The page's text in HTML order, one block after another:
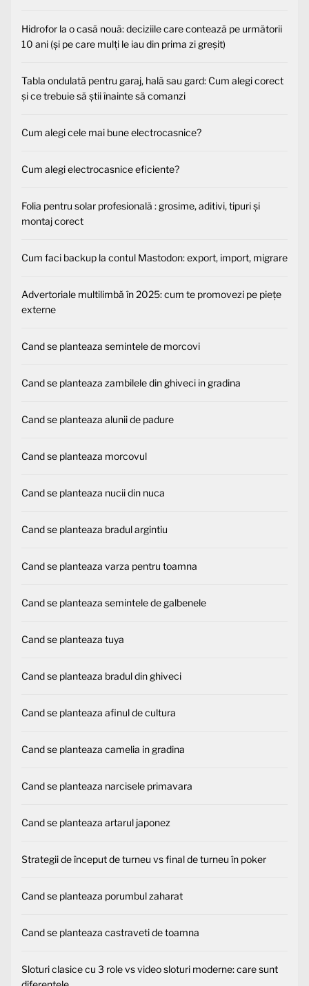
Hidrofor la o casă nouă: deciziile care contează pe următorii
10 ani (și pe care mulți le iau din prima zi greșit)
Tabla ondulată pentru garaj, hală sau gard: Cum alegi corect
și ce trebuie să știi înainte să comanzi
Cum alegi cele mai bune electrocasnice?
Cum alegi electrocasnice eficiente?
Folia pentru solar profesională : grosime, aditivi, tipuri și
montaj corect
Cum faci backup la contul Mastodon: export, import, migrare
Advertoriale multilimbă în 2025: cum te promovezi pe piețe
externe
Cand se planteaza semintele de morcovi
Cand se planteaza zambilele din ghiveci in gradina
Cand se planteaza alunii de padure
Cand se planteaza morcovul
Cand se planteaza nucii din nuca
Cand se planteaza bradul argintiu
Cand se planteaza varza pentru toamna
Cand se planteaza semintele de galbenele
Cand se planteaza tuya
Cand se planteaza bradul din ghiveci
Cand se planteaza afinul de cultura
Cand se planteaza camelia in gradina
Cand se planteaza narcisele primavara
Cand se planteaza artarul japonez
Strategii de început de turneu vs final de turneu în poker
Cand se planteaza porumbul zaharat
Cand se planteaza castraveti de toamna
Sloturi clasice cu 3 role vs video sloturi moderne: care sunt